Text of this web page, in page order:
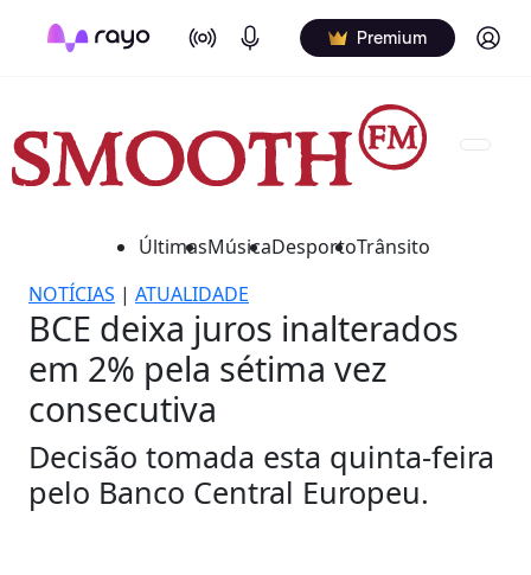
On Air Podcasts Premium Log in
ÚltimasMúsicaDesportoTrânsito
NOTÍCIAS | ATUALIDADE
BCE deixa juros inalterados
em 2% pela sétima vez
consecutiva
Decisão tomada esta quinta-feira
pelo Banco Central Europeu.